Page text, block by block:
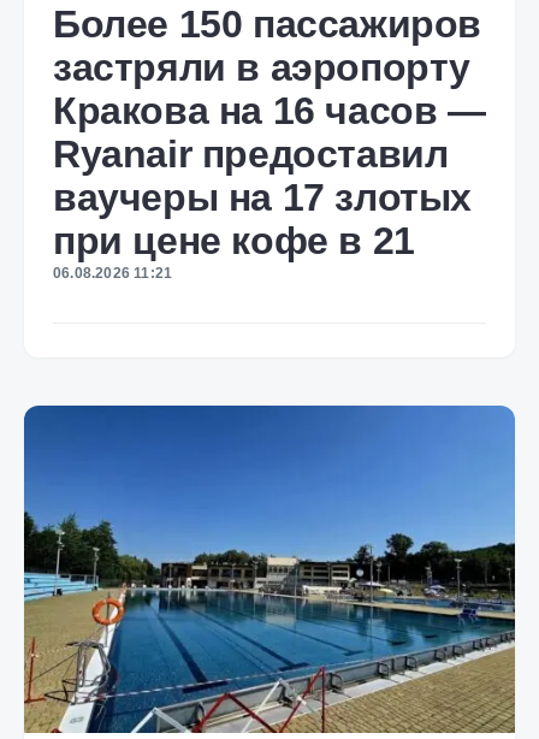
Более 150 пассажиров
застряли в аэропорту
Кракова на 16 часов —
Ryanair предоставил
ваучеры на 17 злотых
при цене кофе в 21
06.08.2026 11:21